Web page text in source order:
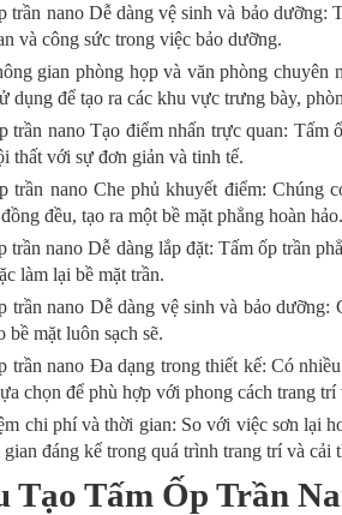
trần nano Dễ dàng vệ sinh và bảo dưỡng:
và công sức trong việc bảo dưỡng.
gian phòng họp và văn phòng chuyên
dụng để tạo ra các khu vực trưng bày,
trần nano Tạo điểm nhấn trực quan: Tấm
thất với sự đơn giản và tinh tế.
trần nano Che phủ khuyết điểm: Chúng
đều, tạo ra một bề mặt phẳng hoàn hảo.
trần nano Dễ dàng lắp đặt: Tấm ốp trần
làm lại bề mặt trần.
trần nano Dễ dàng vệ sinh và bảo
bề mặt luôn sạch sẽ.
trần nano Đa dạng trong thiết kế: Có
chọn để phù hợp với phong cách trang
chi phí và thời gian: So với việc sơn lại
đáng kể trong quá trình trang trí và cải
Tạo Tấm Ốp Trần